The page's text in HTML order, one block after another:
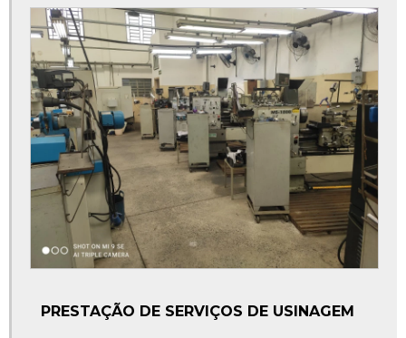
PRESTAÇÃO DE SERVIÇOS DE USINAGEM